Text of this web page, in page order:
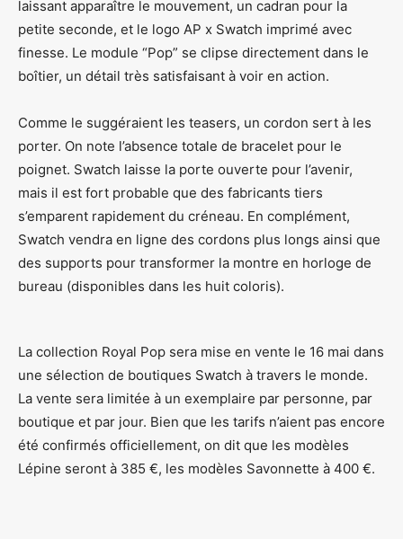
laissant apparaître le mouvement, un cadran pour la
petite seconde, et le logo AP x Swatch imprimé avec
finesse. Le module “Pop” se clipse directement dans le
boîtier, un détail très satisfaisant à voir en action.
Comme le suggéraient les teasers, un cordon sert à les
porter. On note l’absence totale de bracelet pour le
poignet. Swatch laisse la porte ouverte pour l’avenir,
mais il est fort probable que des fabricants tiers
s’emparent rapidement du créneau. En complément,
Swatch vendra en ligne des cordons plus longs ainsi que
des supports pour transformer la montre en horloge de
bureau (disponibles dans les huit coloris).
La collection Royal Pop sera mise en vente le 16 mai dans
une sélection de boutiques Swatch à travers le monde.
La vente sera limitée à un exemplaire par personne, par
boutique et par jour. Bien que les tarifs n’aient pas encore
été confirmés officiellement, on dit que les modèles
Lépine seront à 385 €, les modèles Savonnette à 400 €.